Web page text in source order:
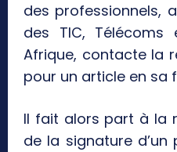
des professionnels,
des TIC,
Afrique, contacte la
pour un article en sa
Il fait alors part à la
de la signature